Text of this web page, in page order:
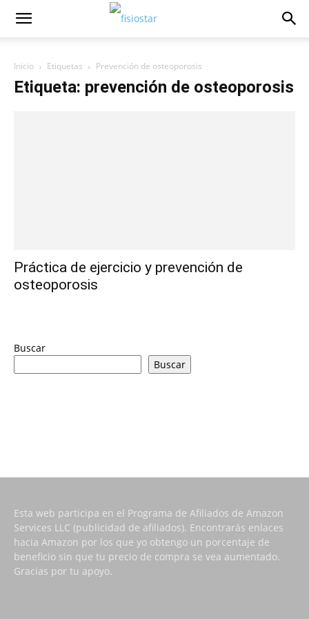
Inicio Etiquetas Prevención de osteoporosis
Etiqueta: prevención de osteoporosis
Práctica de ejercicio y prevención de
osteoporosis
Buscar
Buscar
Esta web participa en el Programa de Afiliados de Amazon
Services LLC (publicidad de afiliados). Encontrarás enlaces
hacia Amazon por los que yo obtengo un porcentaje de
beneficio sin que tu precio de compra se vea aumentado.
Gracias por tu apoyo.